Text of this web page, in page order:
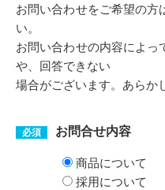
お問い合わせをご希望の方
い。
お問い合わせの内容によっ
や、回答できない
場合がございます。あらか
必須 お問合せ内容
商品について
採用について